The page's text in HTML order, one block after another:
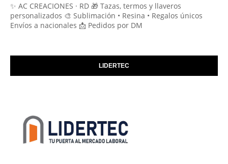
✨ AC CREACIONES · RD 🎁 Tazas, termos y llaveros
personalizados 🎨 Sublimación • Resina • Regalos únicos
Envíos a nacionales 📩 Pedidos por DM
LIDERTEC